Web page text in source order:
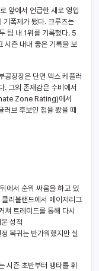
앞에서 언급한 새로 영입
기폭제가 됐다. 크루즈는
팀 내 1위를 기록했다. 5
시즌 내내 좋은 기록을 보
공장장은 단연 맥스 케플러
그의 존재감은 수비에서
Zone Rating)에서
브 후보인 점을 봤을 때
에서 순위 싸움을 하고 있
리블랜드에서 메이저리그
쳐 트레이드를 통해 다시
성적
복귀는 반가워했지만 실
시즌 초반부터 맹타를 휘